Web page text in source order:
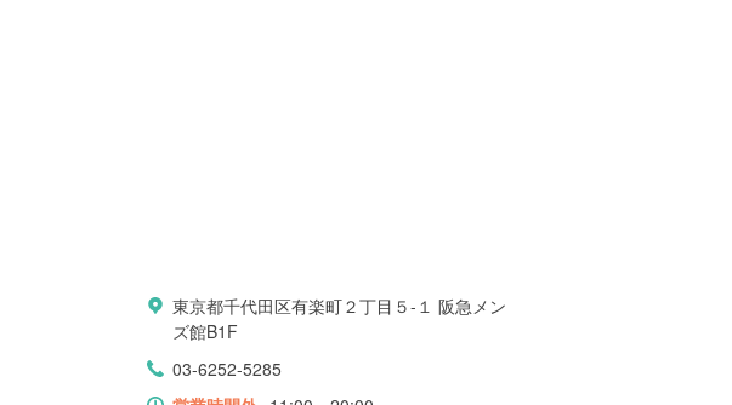
東京都千代田区有楽町２丁目５-１ 阪急メン
ズ館B1F
03-6252-5285